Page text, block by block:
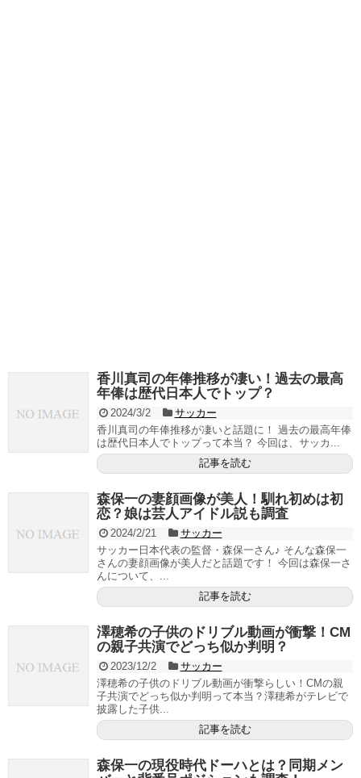
香川真司の年俸推移が凄い！過去の最高
年俸は歴代日本人でトップ？
2024/3/2
サッカー
香川真司の年俸推移が凄いと話題に！ 過去の最高年俸
は歴代日本人でトップって本当？ 今回は、サッカ...
記事を読む
森保一の妻顔画像が美人！馴れ初めは初
恋？娘は芸人アイドル説も調査
2024/2/21
サッカー
サッカー日本代表の監督・森保一さん♪ そんな森保一
さんの妻顔画像が美人だと話題です！ 今回は森保一さ
んについて、...
記事を読む
澤穂希の子供のドリブル動画が衝撃！CM
の親子共演でどっち似か判明？
2023/12/2
サッカー
澤穂希の子供のドリブル動画が衝撃らしい！CMの親
子共演でどっち似か判明って本当？澤穂希がテレビで
披露した子供...
記事を読む
森保一の現役時代ドーハとは？同期メン